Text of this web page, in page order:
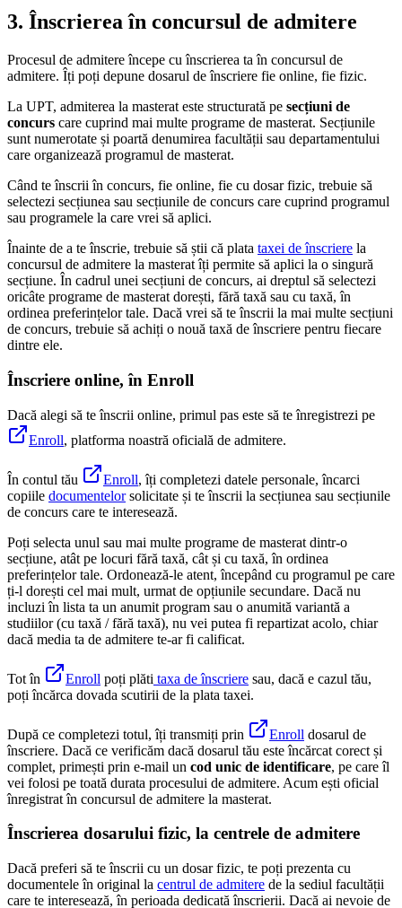
3. Înscrierea în concursul de admitere
Procesul de admitere începe cu înscrierea ta în concursul de
admitere. Îți poți depune dosarul de înscriere fie online, fie fizic.
La UPT, admiterea la masterat este structurată pe secțiuni de
concurs care cuprind mai multe programe de masterat. Secțiunile
sunt numerotate și poartă denumirea facultății sau departamentului
care organizează programul de masterat.
Când te înscrii în concurs, fie online, fie cu dosar fizic, trebuie să
selectezi secțiunea sau secțiunile de concurs care cuprind programul
sau programele la care vrei să aplici.
Înainte de a te înscrie, trebuie să știi că plata taxei de înscriere la
concursul de admitere la masterat îți permite să aplici la o singură
secțiune. În cadrul unei secțiuni de concurs, ai dreptul să selectezi
oricâte programe de masterat dorești, fără taxă sau cu taxă, în
ordinea preferințelor tale. Dacă vrei să te înscrii la mai multe secțiuni
de concurs, trebuie să achiți o nouă taxă de înscriere pentru fiecare
dintre ele.
Înscriere online, în Enroll
Dacă alegi să te înscrii online, primul pas este să te înregistrezi pe
Enroll, platforma noastră oficială de admitere.
În contul tău Enroll, îți completezi datele personale, încarci
copiile documentelorsolicitate și te înscrii la secțiunea sau secțiunile
de concurs care te interesează.
Poți selecta unul sau mai multe programe de masterat dintr-o
secțiune, atât pe locuri fără taxă, cât și cu taxă, în ordinea
preferințelor tale. Ordonează-le atent, începând cu programul pe care
ți-l dorești cel mai mult, urmat de opțiunile secundare. Dacă nu
incluzi în lista ta un anumit program sau o anumită variantă a
studiilor (cu taxă / fără taxă), nu vei putea fi repartizat acolo, chiar
dacă media ta de admitere te-ar fi calificat.
Tot în Enroll poți plăti taxa de înscriere sau, dacă e cazul tău,
poți încărca dovada scutirii de la plata taxei.
După ce completezi totul, îți transmiți prin Enroll dosarul de
înscriere. Dacă ce verificăm dacă dosarul tău este încărcat corect și
complet, primești prin e-mail un cod unic de identificare, pe care îl
vei folosi pe toată durata procesului de admitere. Acum ești oficial
înregistrat în concursul de admitere la masterat.
Înscrierea dosarului fizic, la centrele de admitere
Dacă preferi să te înscrii cu un dosar fizic, te poți prezenta cu
documentele în original la centrul de admitere de la sediul facultății
care te interesează, în perioada dedicată înscrierii. Dacă ai nevoie de